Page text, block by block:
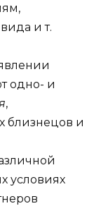
и т.
одно- и
,
близнецов и
условиях